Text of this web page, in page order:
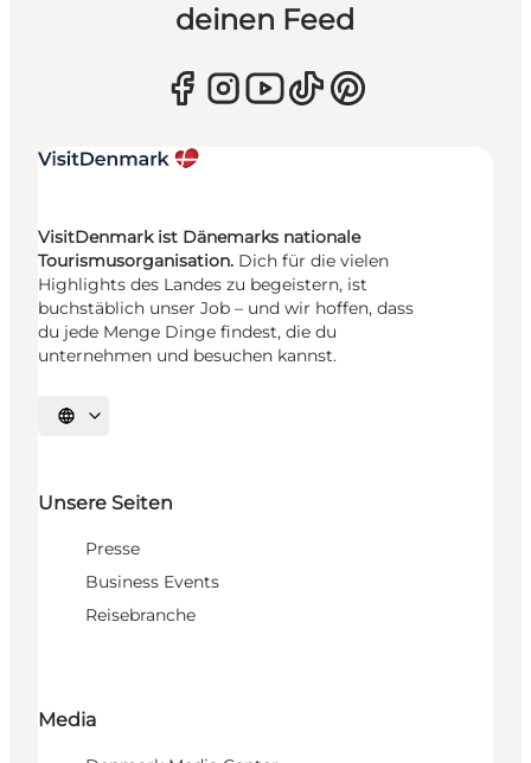
deinen Feed
VisitDenmark ist Dänemarks nationale
Tourismusorganisation. Dich für die vielen
Highlights des Landes zu begeistern, ist
buchstäblich unser Job – und wir hoffen, dass
du jede Menge Dinge findest, die du
unternehmen und besuchen kannst.
Sprache auswählen
Unsere Seiten
Presse
Business Events
Reisebranche
Media